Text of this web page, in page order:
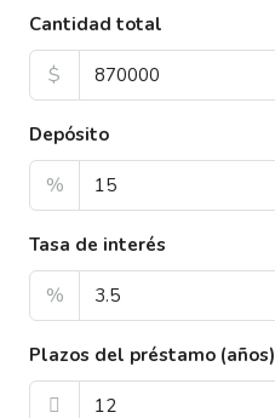
Cantidad total
$
Depósito
%
Tasa de interés
%
Plazos del préstamo (años)